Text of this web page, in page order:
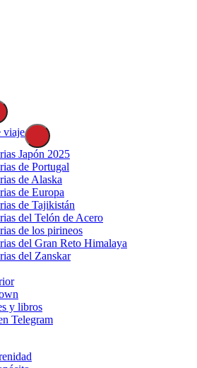
viaje
Japón 2025
de Portugal
de Alaska
de Europa
de Tajikistán
del Telón de Acero
de los pirineos
del Gran Reto Himalaya
del Zanskar
y libros
Telegram